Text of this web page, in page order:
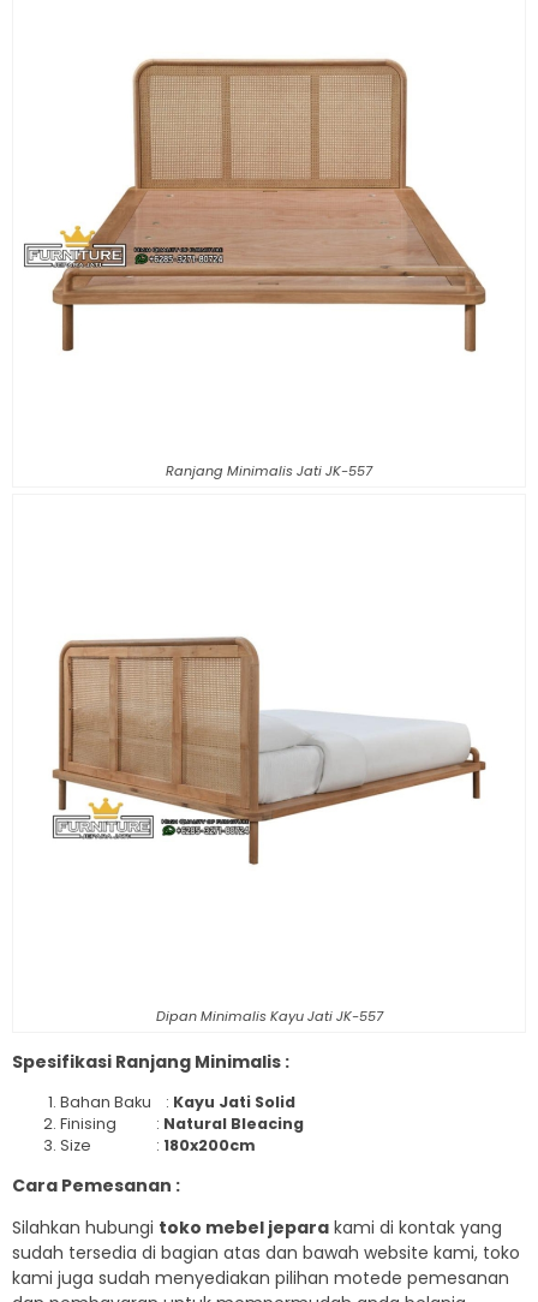
Ranjang Minimalis Jati JK-557
Dipan Minimalis Kayu Jati JK-557
Spesifikasi Ranjang Minimalis :
Bahan Baku : Kayu Jati Solid
Finising : Natural Bleacing
Size : 180x200cm
Cara Pemesanan :
Silahkan hubungi toko mebel jepara kami di kontak yang
sudah tersedia di bagian atas dan bawah website kami, toko
kami juga sudah menyediakan pilihan motede pemesanan